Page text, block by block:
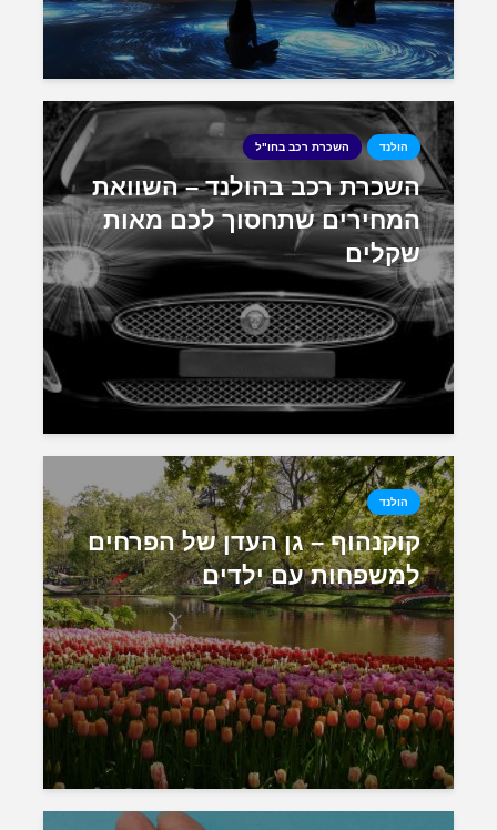
הולנד השכרת רכב בחו"ל
השכרת רכב בהולנד – השוואת
המחירים שתחסוך לכם מאות
שקלים
הולנד
קוקנהוף – גן העדן של הפרחים
למשפחות עם ילדים